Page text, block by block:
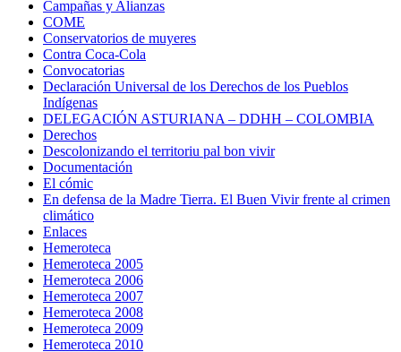
Campañas y Alianzas
COME
Conservatorios de muyeres
Contra Coca-Cola
Convocatorias
Declaración Universal de los Derechos de los Pueblos
Indígenas
DELEGACIÓN ASTURIANA – DDHH – COLOMBIA
Derechos
Descolonizando el territoriu pal bon vivir
Documentación
El cómic
En defensa de la Madre Tierra. El Buen Vivir frente al crimen
climático
Enlaces
Hemeroteca
Hemeroteca 2005
Hemeroteca 2006
Hemeroteca 2007
Hemeroteca 2008
Hemeroteca 2009
Hemeroteca 2010